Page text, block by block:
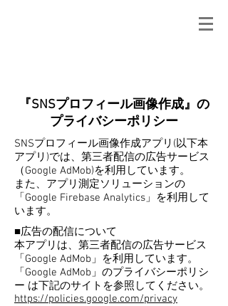
『SNSプロフィール画像作成』の
プライバシーポリシー
SNSプロフィール画像作成アプリ(以下本
アプリ)では、第三者配信の広告サービス
（Google AdMob)を利用しています。
また、アプリ測定ソリューションの
「Google Firebase Analytics」を利用して
います。
■広告の配信について
本アプリは、第三者配信の広告サービス
「Google AdMob」を利用しています。
「Google AdMob」のプライバシーポリシ
ー は下記のサイトを参照してください。
https://policies.google.com/privacy